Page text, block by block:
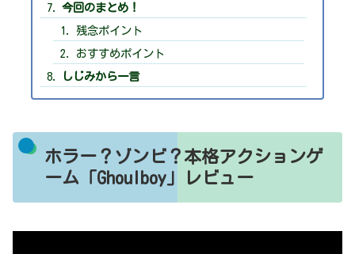
今回のまとめ！
残念ポイント
おすすめポイント
しじみから一言
ホラー？ゾンビ？本格アクションゲ
ーム「Ghoulboy」レビュー